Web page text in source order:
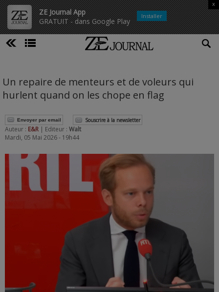
ZE Journal App
GRATUIT - dans Google Play
x
Installer
Un repaire de menteurs et de voleurs qui
hurlent quand on les chope en flag
Envoyer par email Souscrire à la newsletter
Auteur : E&R | Editeur : Walt
Mardi, 05 Mai 2026 - 19h44